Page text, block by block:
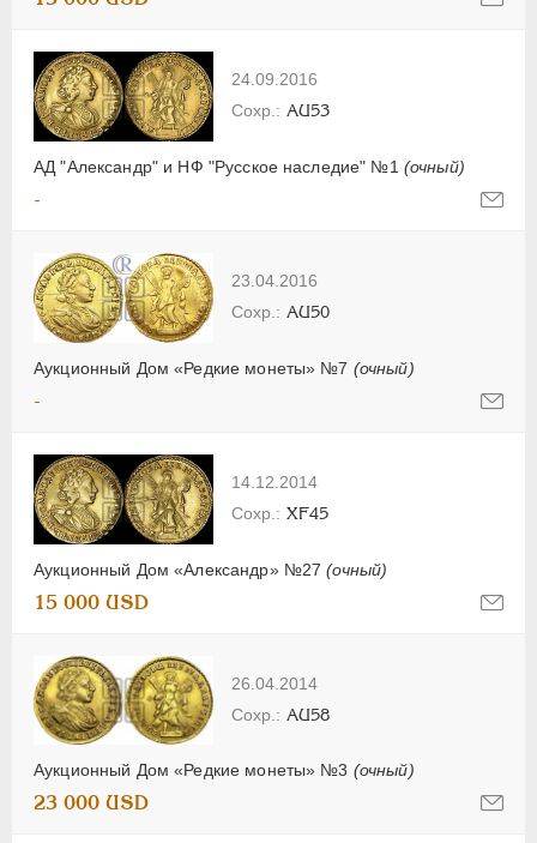
24.09.2016
АД "Александр" и НФ "Русское наследие" №1 (очный)
AU53
-
23.04.2016
Аукционный Дом «Редкие монеты» №7 (очный)
AU50
-
14.12.2014
Аукционный Дом «Александр» №27(очный)
XF45
15 000 USD
26.04.2014
Аукционный Дом «Редкие монеты» №3 (очный)
AU58
23 000 USD